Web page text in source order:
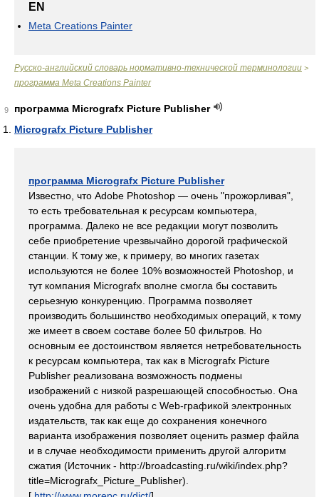
EN
Meta Creations Painter
Русско-английский словарь нормативно-технической терминологии >
программа Meta Creations Painter
9
программа Micrografx Picture Publisher
Micrografx Picture Publisher
программа Micrografx Picture Publisher
Известно, что Adobe Photoshop — очень "прожорливая",
то есть требовательная к ресурсам компьютера,
программа. Далеко не все редакции могут позволить
себе приобретение чрезвычайно дорогой графической
станции. К тому же, к примеру, во многих газетах
используются не более 10% возможностей Photoshop, и
тут компания Micrografx вполне смогла бы составить
серьезную конкуренцию. Программа позволяет
производить большинство необходимых операций, к тому
же имеет в своем составе более 50 фильтров. Но
основным ее достоинством является нетребовательность
к ресурсам компьютера, так как в Micrografx Picture
Publisher реализована возможность подмены
изображений с низкой разрешающей способностью. Она
очень удобна для работы с Web-графикой электронных
издательств, так как еще до сохранения конечного
варианта изображения позволяет оценить размер файла
и в случае необходимости применить другой алгоритм
сжатия (Источник - http://broadcasting.ru/wiki/index.php?
title=Micrografx_Picture_Publisher).